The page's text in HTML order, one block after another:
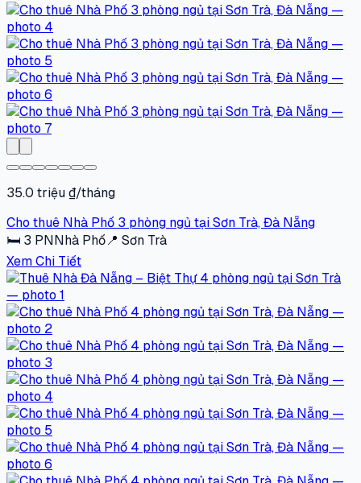
35.0 triệu ₫/tháng
Cho thuê Nhà Phố 3 phòng ngủ tại Sơn Trà, Đà Nẵng
🛏 3 PNNhà Phố📍 Sơn Trà
Xem Chi Tiết